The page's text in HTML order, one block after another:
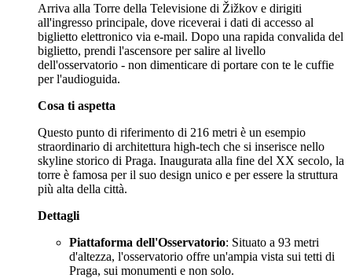
Arriva alla Torre della Televisione di Žižkov e dirigiti
all'ingresso principale, dove riceverai i dati di accesso al
biglietto elettronico via e-mail. Dopo una rapida convalida del
biglietto, prendi l'ascensore per salire al livello
dell'osservatorio - non dimenticare di portare con te le cuffie
per l'audioguida.
Cosa ti aspetta
Questo punto di riferimento di 216 metri è un esempio
straordinario di architettura high-tech che si inserisce nello
skyline storico di Praga. Inaugurata alla fine del XX secolo, la
torre è famosa per il suo design unico e per essere la struttura
più alta della città.
Dettagli
Piattaforma dell'Osservatorio: Situato a 93 metri
d'altezza, l'osservatorio offre un'ampia vista sui tetti di
Praga, sui monumenti e non solo.